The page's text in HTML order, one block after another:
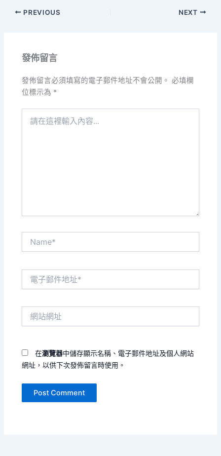
PREVIOUS NEXT
發佈留言
發佈留言必須填寫的電子郵件地址不會公開。 必填欄
位標示為 *
在瀏覽器中儲存顯示名稱、電子郵件地址及個人網站
網址，以供下次發佈留言時使用。